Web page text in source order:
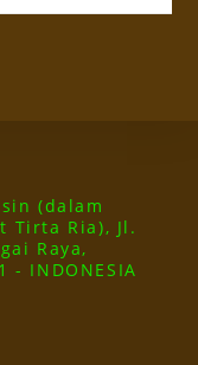
(dalam
Tirta Ria), Jl.
Raya,
- INDONESIA